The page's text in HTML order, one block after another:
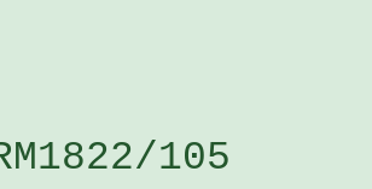
RM1822/